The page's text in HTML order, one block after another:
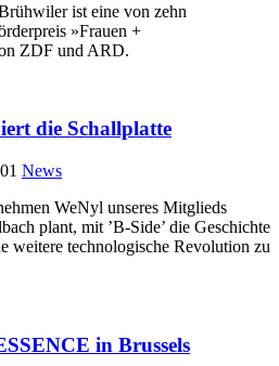
ist eine von zehn
»Frauen +
ZDF und ARD.
die Schallplatte
News
WeNyl unseres Mitglieds
plant, mit ’B-Side’ die Geschichte
weitere technologische Revolution zu
in Brussels